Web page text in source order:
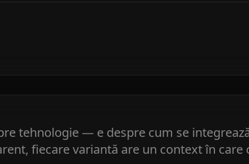
tehnologie — e despre cum se
fiecare variantă are un context în care